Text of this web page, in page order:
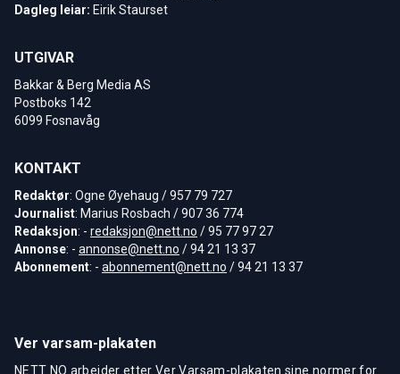
Dagleg leiar: Eirik Staurset
UTGIVAR
Bakkar & Berg Media AS
Postboks 142
6099 Fosnavåg
KONTAKT
Redaktør: Ogne Øyehaug / 957 79 727
Journalist: Marius Rosbach / 907 36 774
Redaksjon: - redaksjon@nett.no / 95 77 97 27
Annonse: - annonse@nett.no / 94 21 13 37
Abonnement: - abonnement@nett.no / 94 21 13 37
Ver varsam-plakaten
NETT NO arbeider etter Ver Varsam-plakaten sine normer for